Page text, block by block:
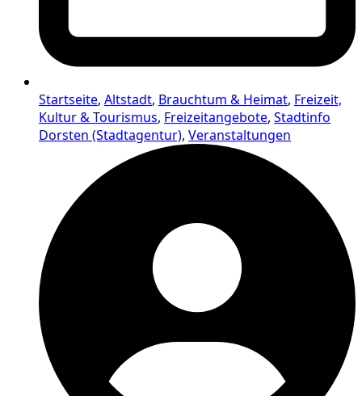
Startseite, Altstadt, Brauchtum & Heimat, Freizeit,
Kultur & Tourismus, Freizeitangebote, Stadtinfo
Dorsten (Stadtagentur), Veranstaltungen